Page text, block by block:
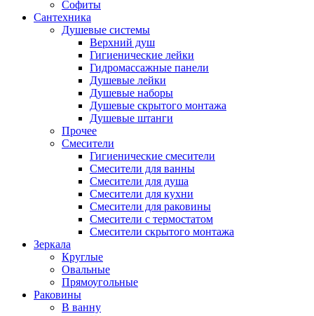
Софиты
Сантехника
Душевые системы
Верхний душ
Гигиенические лейки
Гидромассажные панели
Душевые лейки
Душевые наборы
Душевые скрытого монтажа
Душевые штанги
Прочее
Смесители
Гигиенические смесители
Смесители для ванны
Смесители для душа
Смесители для кухни
Смесители для раковины
Смесители с термостатом
Смесители скрытого монтажа
Зеркала
Круглые
Овальные
Прямоугольные
Раковины
В ванну